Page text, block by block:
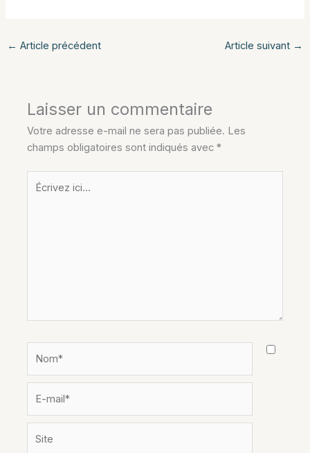
← Article précédent Article suivant →
Laisser un commentaire
Votre adresse e-mail ne sera pas publiée. Les
champs obligatoires sont indiqués avec*
Écrivez
ici…
mail*